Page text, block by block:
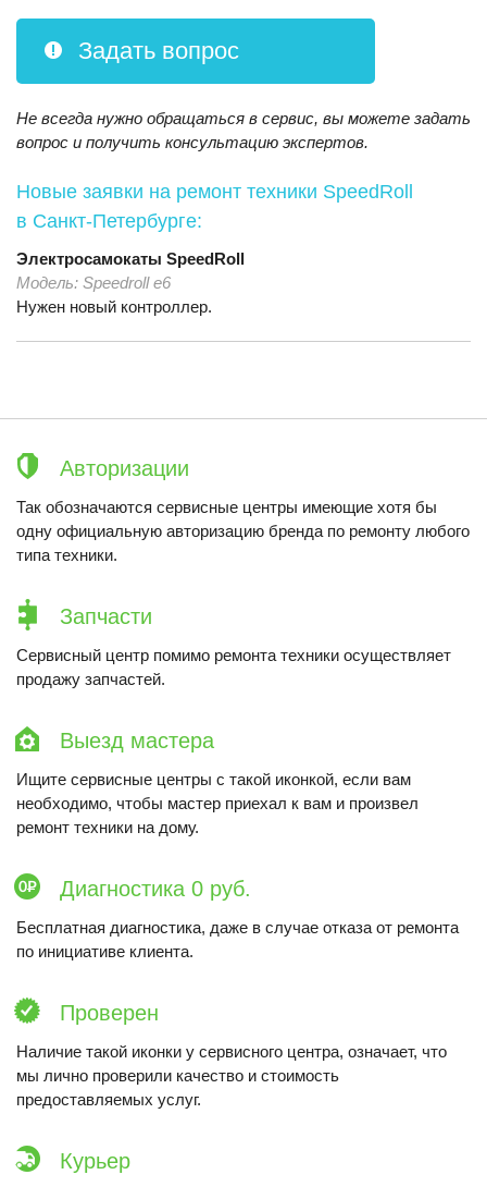
Задать вопрос
Не всегда нужно обращаться в сервис, вы можете задать
вопрос и получить консультацию экспертов.
Новые заявки на ремонт техники SpeedRoll
в Санкт-Петербурге:
Электросамокаты SpeedRoll
Модель: Speedroll e6
Нужен новый контроллер.
Авторизации
Так обозначаются сервисные центры имеющие хотя бы
одну официальную авторизацию бренда по ремонту любого
типа техники.
Запчасти
Сервисный центр помимо ремонта техники осуществляет
продажу запчастей.
Выезд мастера
Ищите сервисные центры с такой иконкой, если вам
необходимо, чтобы мастер приехал к вам и произвел
ремонт техники на дому.
Диагностика 0 руб.
Бесплатная диагностика, даже в случае отказа от ремонта
по инициативе клиента.
Проверен
Наличие такой иконки у сервисного центра, означает, что
мы лично проверили качество и стоимость
предоставляемых услуг.
Курьер